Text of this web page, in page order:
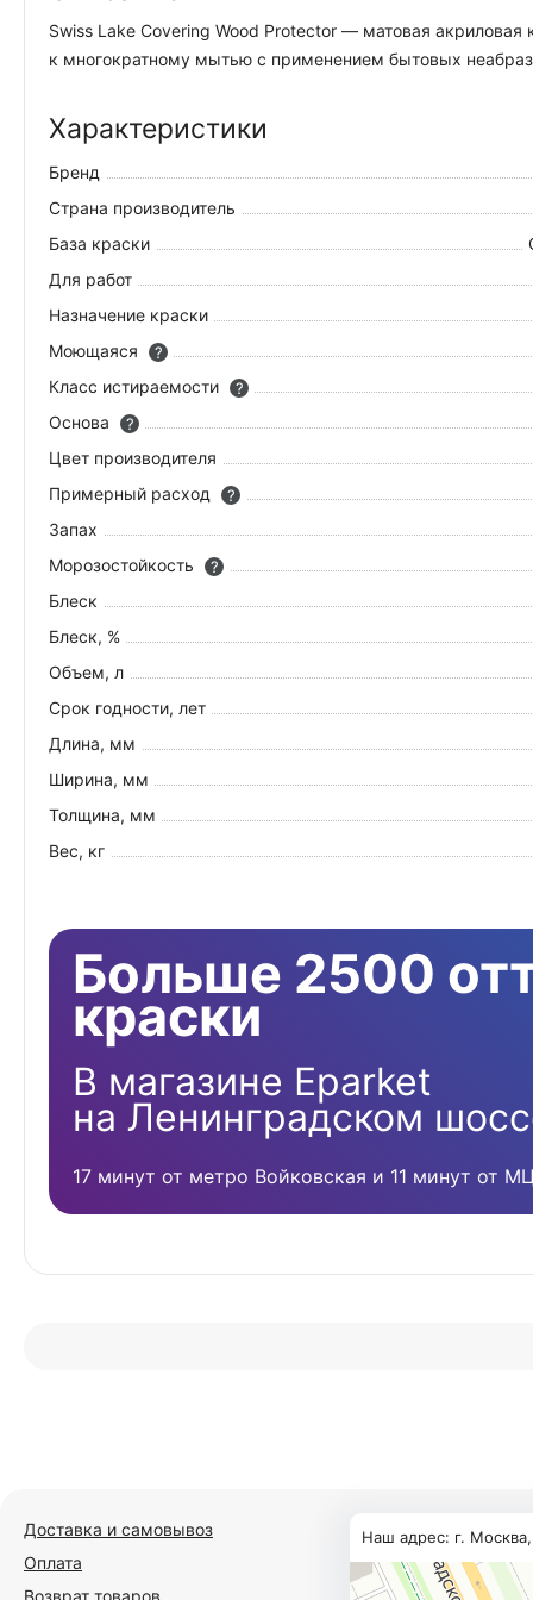
Swiss Lake Covering Wood Protector — матовая
к многократному мытью с применением бытовых
Характеристики
Бренд
Страна производитель
База краски
Для работ
Назначение краски
Моющаяся
?
Класс истираемости
?
Основа
?
Цвет производителя
Примерный расход
?
Запах
Морозостойкость
?
Блеск
Блеск, %
Объем, л
Срок годности, лет
Длина, мм
Ширина, мм
Толщина, мм
Вес, кг
Больше 2500
краски
В магазине Eparket
на Ленинградском
17 минут от метро Войковская и 11 минут от
Доставка и самовывоз
Оплата
Возврат товаров
Наш адрес: г.